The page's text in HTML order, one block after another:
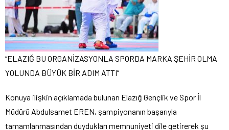
“ELAZIĞ BU ORGANİZASYONLA SPORDA MARKA ŞEHİR OLMA
YOLUNDA BÜYÜK BİR ADIM ATTI”
Konuya ilişkin açıklamada bulunan Elazığ Gençlik ve Spor İl
Müdürü Abdulsamet EREN, şampiyonanın başarıyla
tamamlanmasından duydukları memnuniyeti dile getirerek şu